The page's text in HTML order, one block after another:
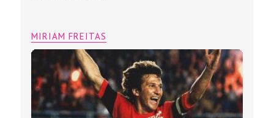
MIRIAM FREITAS